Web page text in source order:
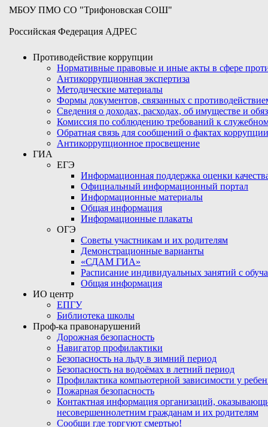
МБОУ ПМО СО "Трифоновская СОШ"
Российская Федерация АДРЕС
Противодействие коррупции
Нормативные правовые и иные акты в сфере
Антикоррупционная экспертиза
Методические материалы
Формы документов, связанных с
Сведения о доходах, расходах, об имуществе и
Комиссия по соблюдению требований к
Обратная связь для сообщений о фактах коррупции
Антикоррупционное просвещение
ГИА
ЕГЭ
Информационная поддержка оценки
Официальный информационный портал
Информационные материалы
Общая информация
Информационные плакаты
ОГЭ
Советы участникам и их родителям
Демонстрационные варианты
«СДАМ ГИА»
Расписание индивидуальных занятий с
Общая информация
ИО центр
ЕПГУ
Библиотека школы
Проф-ка правонарушений
Дорожная безопасность
Навигатор профилактики
Безопасность на льду в зимний период
Безопасность на водоёмах в летний период
Профилактика компьютерной зависимости у
Пожарная безопасность
Контактная информация организаций,
несовершеннолетним гражданам и их родителям
Сообщи где торгуют смертью!